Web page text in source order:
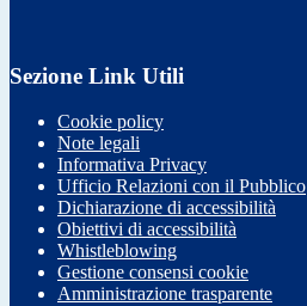
Sezione Link Utili
Cookie policy
Note legali
Informativa Privacy
Ufficio Relazioni con il Pubblico
Dichiarazione di accessibilità
Obiettivi di accessibilità
Whistleblowing
Gestione consensi cookie
Amministrazione trasparente